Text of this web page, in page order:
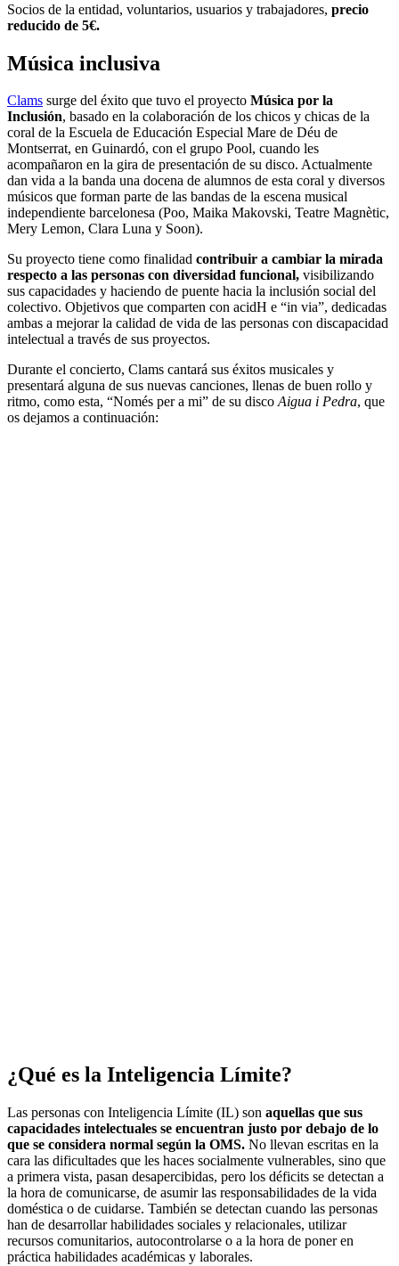
Socios de la entidad, voluntarios, usuarios y trabajadores, precio
reducido de 5€.
Música inclusiva
Clams surge del éxito que tuvo el proyecto Música por la
Inclusión, basado en la colaboración de los chicos y chicas de la
coral de la Escuela de Educación Especial Mare de Déu de
Montserrat, en Guinardó, con el grupo Pool, cuando les
acompañaron en la gira de presentación de su disco. Actualmente
dan vida a la banda una docena de alumnos de esta coral y diversos
músicos que forman parte de las bandas de la escena musical
independiente barcelonesa (Poo, Maika Makovski, Teatre Magnètic,
Mery Lemon, Clara Luna y Soon).
Su proyecto tiene como finalidad contribuir a cambiar la mirada
respecto a las personas con diversidad funcional, visibilizando
sus capacidades y haciendo de puente hacia la inclusión social del
colectivo. Objetivos que comparten con acidH e “in via”, dedicadas
ambas a mejorar la calidad de vida de las personas con discapacidad
intelectual a través de sus proyectos.
Durante el concierto, Clams cantará sus éxitos musicales y
presentará alguna de sus nuevas canciones, llenas de buen rollo y
ritmo, como esta, “Només per a mi” de su discoAigua i Pedra, que
os dejamos a continuación:
¿Qué es la Inteligencia Límite?
Las personas con Inteligencia Límite (IL) son aquellas que sus
capacidades intelectuales se encuentran justo por debajo de lo
que se considera normal según la OMS. No llevan escritas en la
cara las dificultades que les haces socialmente vulnerables, sino que
a primera vista, pasan desapercibidas, pero los déficits se detectan a
la hora de comunicarse, de asumir las responsabilidades de la vida
doméstica o de cuidarse. También se detectan cuando las personas
han de desarrollar habilidades sociales y relacionales, utilizar
recursos comunitarios, autocontrolarse o a la hora de poner en
práctica habilidades académicas y laborales.